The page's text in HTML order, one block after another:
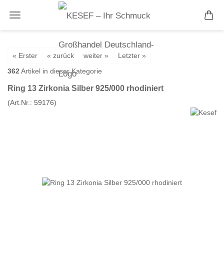
« Erster « zurück weiter »
Letzter »
362 Artikel in dieser Kategorie
Ring 13 Zirkonia Silber 925/000 rhodiniert
(Art.Nr.: 59176)